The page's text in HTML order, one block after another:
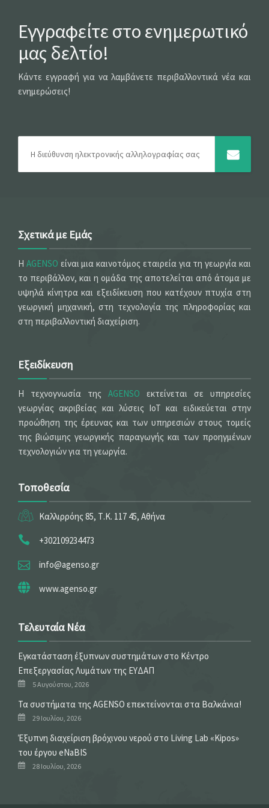
Εγγραφείτε στο ενημερωτικό
μας δελτίο!
Κάντε εγγραφή για να λαμβάνετε περιβαλλοντικά νέα και
ενημερώσεις!
Σχετικά με Εμάς
Η AGENSO είναι μια καινοτόμος εταιρεία για τη γεωργία και
το περιβάλλον, και η ομάδα της αποτελείται από άτομα με
υψηλά κίνητρα και εξειδίκευση που κατέχουν πτυχία στη
γεωργική μηχανική, στη τεχνολογία της πληροφορίας και
στη περιβαλλοντική διαχείριση.
Εξειδίκευση
Η τεχνογνωσία της AGENSO εκτείνεται σε υπηρεσίες
γεωργίας ακριβείας και λύσεις IoT και ειδικεύεται στην
προώθηση της έρευνας και των υπηρεσιών στους τομείς
της βιώσιμης γεωργικής παραγωγής και των προηγμένων
τεχνολογιών για τη γεωργία.
Τοποθεσία
Καλλιρρόης 85, Τ.Κ. 117 45, Αθήνα
+302109234473
info@agenso.gr
www.agenso.gr
Τελευταία Νέα
Εγκατάσταση έξυπνων συστημάτων στο Κέντρο
Επεξεργασίας Λυμάτων της ΕΥΔΑΠ
5 Αυγούστου, 2026
Τα συστήματα της AGENSO επεκτείνονται στα Βαλκάνια!
29 Ιουλίου, 2026
Έξυπνη διαχείριση βρόχινου νερού στο Living Lab «Kipos»
του έργου eNaBIS
28 Ιουλίου, 2026